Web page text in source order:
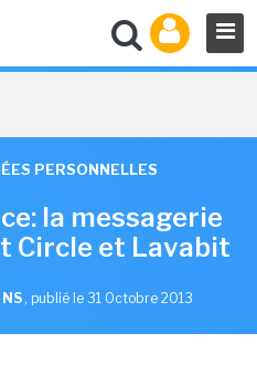
PERSONNELLES
la messagerie
Circle et Lavabit
, publié le 31 Octobre 2013